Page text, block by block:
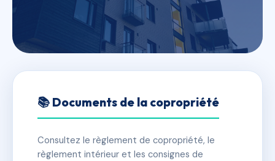
10 BD LONGCHAMP
✓ Immatriculée 🏠 5 lots 🏗 1 bâtiment(s)
📚 Documents de la copropriété
Consultez le règlement de copropriété, le
règlement intérieur et les consignes de